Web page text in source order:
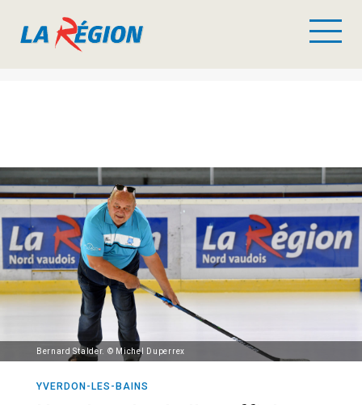
Bernard Stalder. © Michel Duperrex
YVERDON-LES-BAINS